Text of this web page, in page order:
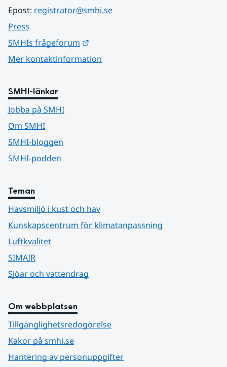
Epost: registrator@smhi.se
Press
SMHIs frågeforum
Mer kontaktinformation
SMHI-länkar
Jobba på SMHI
Om SMHI
SMHI-bloggen
SMHI-podden
Teman
Havsmiljö i kust och hav
Kunskapscentrum för klimatanpassning
Luftkvalitet
SIMAIR
Sjöar och vattendrag
Om webbplatsen
Tillgänglighetsredogörelse
Kakor på smhi.se
Hantering av personuppgifter